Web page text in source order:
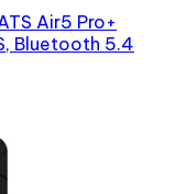
Air5 Pro+
Bluetooth 5.4